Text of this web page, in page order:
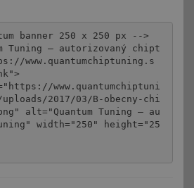
banner 250 x 250 px -->
Tuning – autorizovaný chipt
www.quantumchiptuning.s
2017/03/B-obecny-chi
alt="Quantum Tuning – au
width="250" height="25